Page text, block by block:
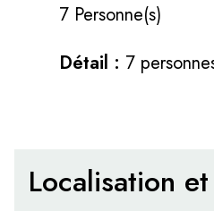
7 Personne(s)
Détail : 7
Localisation